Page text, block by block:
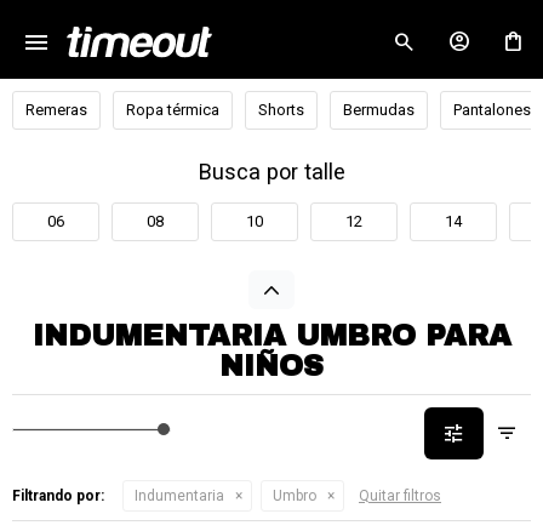
menu
Remeras Ropa térmica Shorts Bermudas Pantalones
Busca por talle
06 08 10 12 14
INDUMENTARIA UMBRO PARA
NIÑOS
Filtrando por: Indumentaria Umbro Quitar filtros